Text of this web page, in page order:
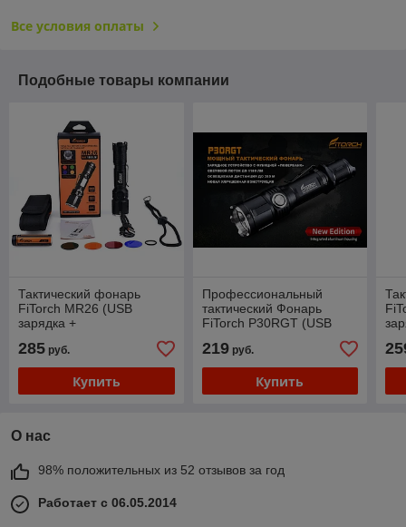
Все условия оплаты
Подобные товары компании
Тактический фонарь
FiTorch MR26 (USB
зарядка +
КОМПЛЕКТЕ)
285 руб.
Купить
Профессиональный
тактический Фонарь
FiTorch P30RGT (USB
219руб.
Купить
О нас
98% положительных из 52 отзывов за год
Работает с 06.05.2014